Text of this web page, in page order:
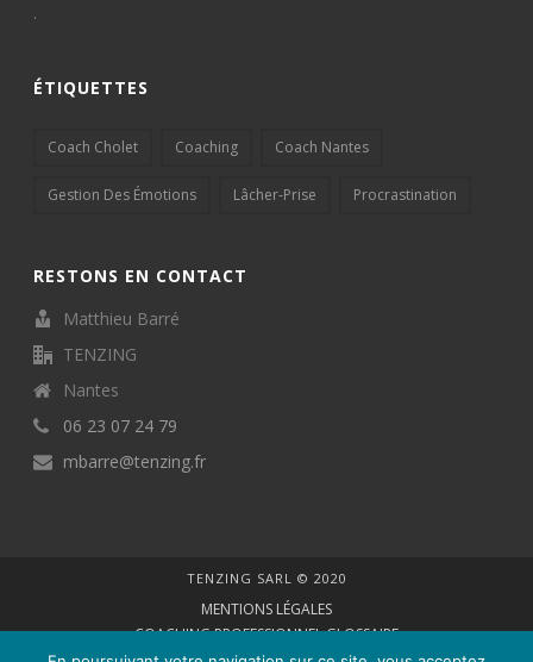
.
ÉTIQUETTES
Coach Cholet Coaching Coach Nantes
Gestion Des Émotions Lâcher-Prise Procrastination
RESTONS EN CONTACT
Matthieu Barré
TENZING
Nantes
06 23 07 24 79
mbarre@tenzing.fr
TENZING SARL © 2020
MENTIONS LÉGALES
COACHING PROFESSIONNEL GLOSSAIRE